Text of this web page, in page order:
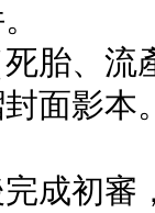
死胎、流
封面影本
成初審